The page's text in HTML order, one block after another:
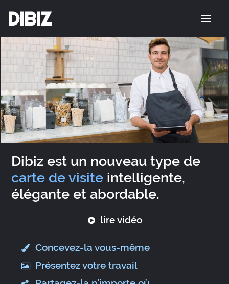
DIBIZ
Dibiz est un nouveau type de
carte de visite intelligente,
élégante et abordable.
lire vidéo
Concevez-la vous-même
Présentez votre travail